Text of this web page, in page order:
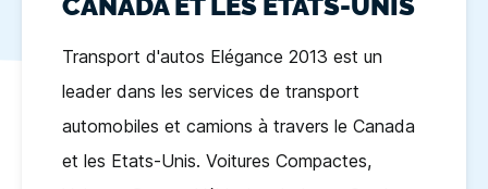
Transport d'autos Elégance 2013 est un
leader dans les services de transport
automobiles et camions à travers le Canada
et les Etats-Unis. Voitures Compactes,